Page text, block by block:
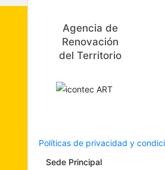
Agencia de
Renovación
del Territorio
Sede Principal
Políticas de privacidad y